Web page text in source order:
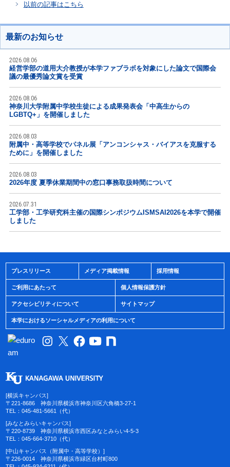
以前の記事はこちら
最新のお知らせ
2026.08.06
経営学部の道用大介教授が本学ファブラボを対象にした論文で国際会
議の最優秀論文賞を受賞
2026.08.06
神奈川大学附属中学校生徒による成果発表会「中高生からの
LGBTQ+」を開催しました
2026.08.03
附属中・高等学校でパネル展「アンコンシャス・バイアスを克服する
ために」を開催しました
2026.08.03
2026年度 夏季休業期間中の窓口事務取扱時間について
2026.07.31
工学部・工学研究科主催の国際シンポジウムISMSAI2026を本学で開催
しました
プレスリリース メディア掲載情報 採用情報
ご利用にあたって 個人情報保護方針
アクセシビリティについて サイトマップ
本学におけるソーシャルメディアの利用について
[横浜キャンパス]
〒221-8686 神奈川県横浜市神奈川区六角橋3-27-1
TEL：045-481-5661（代）
[みなとみらいキャンパス]
〒220-8739 神奈川県横浜市西区みなとみらい4-5-3
TEL：045-664-3710（代）
[中山キャンパス（附属中・高等学校）]
〒226-0014 神奈川県横浜市緑区台村町800